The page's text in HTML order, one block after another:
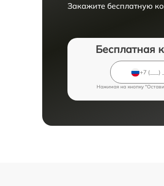
Закажите бесплатную
Бесплатная
Нажимая на кнопку